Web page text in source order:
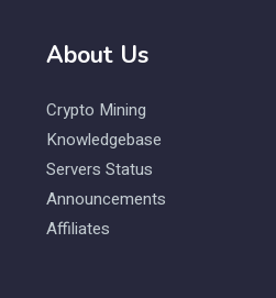
About Us
Crypto Mining
Knowledgebase
Servers Status
Announcements
Affiliates